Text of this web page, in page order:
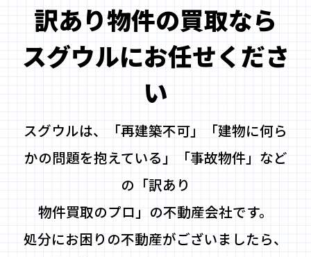
訳あり物件の買取なら
スグウルにお任せくださ
い
スグウルは、「再建築不可」「建物に何ら
かの問題を抱えている」「事故物件」など
の「訳あり
物件買取のプロ」の不動産会社です。
処分にお困りの不動産がございましたら、